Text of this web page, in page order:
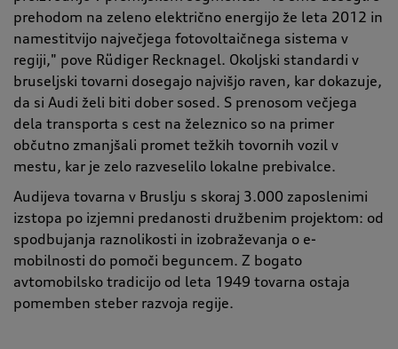
prehodom na zeleno električno energijo že leta 2012 in
namestitvijo največjega fotovoltaičnega sistema v
regiji," pove Rüdiger Recknagel. Okoljski standardi v
bruseljski tovarni dosegajo najvišjo raven, kar dokazuje,
da si Audi želi biti dober sosed. S prenosom večjega
dela transporta s cest na železnico so na primer
občutno zmanjšali promet težkih tovornih vozil v
mestu, kar je zelo razveselilo lokalne prebivalce.
Audijeva tovarna v Bruslju s skoraj 3.000 zaposlenimi
izstopa po izjemni predanosti družbenim projektom: od
spodbujanja raznolikosti in izobraževanja o e-
mobilnosti do pomoči beguncem. Z bogato
avtomobilsko tradicijo od leta 1949 tovarna ostaja
pomemben steber razvoja regije.